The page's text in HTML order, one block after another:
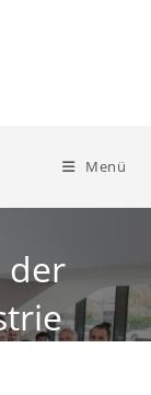
Menü
der